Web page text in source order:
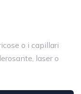
o i capillari
laser o